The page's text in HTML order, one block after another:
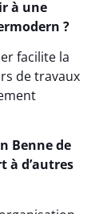
à une
?
facilite la
de travaux
Benne de
à d’autres